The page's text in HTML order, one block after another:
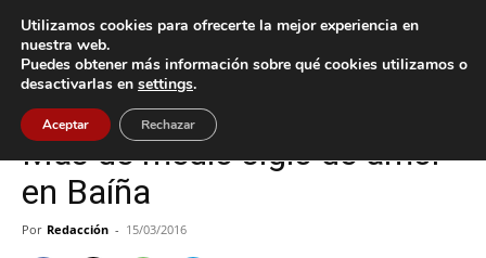
Inicio Baiona
Baiona
Más de medio siglo de amor
en Baíña
Por Redacción - 15/03/2016
Utilizamos cookies para ofrecerte la mejor experiencia en
nuestra web.
Puedes obtener más información sobre qué cookies utilizamos o
desactivarlas en settings.
Aceptar Rechazar